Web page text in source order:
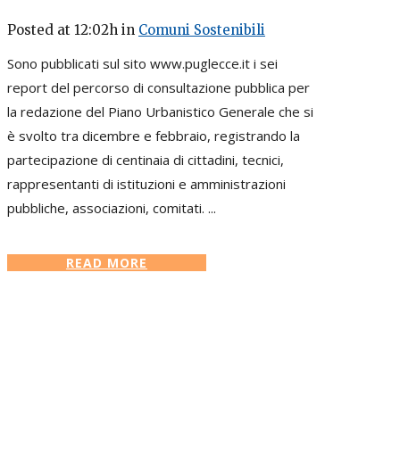
Posted at 12:02h in Comuni Sostenibili
Sono pubblicati sul sito www.puglecce.it i sei
report del percorso di consultazione pubblica per
la redazione del Piano Urbanistico Generale che si
è svolto tra dicembre e febbraio, registrando la
partecipazione di centinaia di cittadini, tecnici,
rappresentanti di istituzioni e amministrazioni
pubbliche, associazioni, comitati. ...
READ MORE